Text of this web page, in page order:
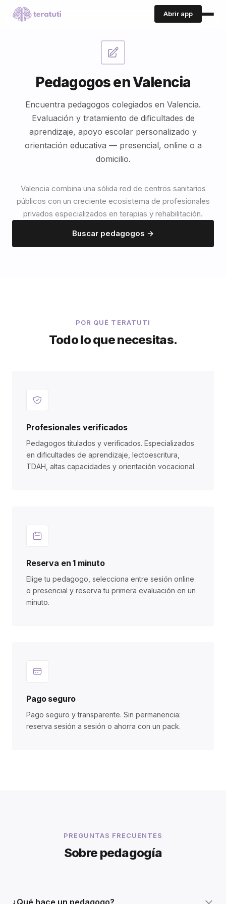
Abrir app
Pedagogos en Valencia
Encuentra pedagogos colegiados en Valencia.
Evaluación y tratamiento de dificultades de
aprendizaje, apoyo escolar personalizado y
orientación educativa — presencial, online o a
domicilio.
Valencia combina una sólida red de centros sanitarios
públicos con un creciente ecosistema de profesionales
privados especializados en terapias y rehabilitación.
Buscar pedagogos →
POR QUÉ TERATUTI
Todo lo que necesitas.
Profesionales verificados
Pedagogos titulados y verificados. Especializados
en dificultades de aprendizaje, lectoescritura,
TDAH, altas capacidades y orientación vocacional.
Reserva en 1 minuto
Elige tu pedagogo, selecciona entre sesión online
o presencial y reserva tu primera evaluación en un
minuto.
Pago seguro
Pago seguro y transparente. Sin permanencia:
reserva sesión a sesión o ahorra con un pack.
PREGUNTAS FRECUENTES
Sobre pedagogía
¿Qué hace un pedagogo?